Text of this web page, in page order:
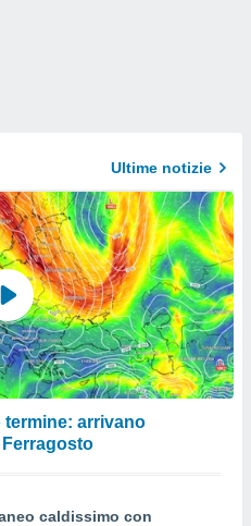
Ultime notizie
termine: arrivano
caldissimo con